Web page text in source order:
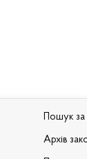
Пошук за
Архів